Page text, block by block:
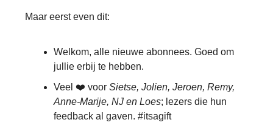
Maar eerst even dit:
Welkom, alle nieuwe abonnees. Goed om
jullie erbij te hebben.
Veel ❤️ voor Sietse, Jolien, Jeroen, Remy,
Anne-Marije, NJ en Loes; lezers die hun
feedback al gaven. #itsagift